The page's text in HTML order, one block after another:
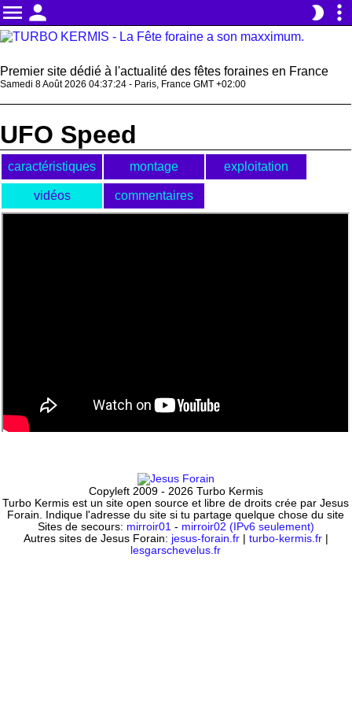
menu person brightness_2 more_vert
Premier site dédié à l'actualité des fêtes foraines en France
Samedi 8 Août 2026 04:37:25 - Paris, France GMT +02:00
UFO Speed
caractéristiques montage exploitation
vidéos commentaires
Copyleft 2009 - 2026 Turbo Kermis
Turbo Kermis est un site open source et libre de droits crée par Jesus
Forain. Indique l'adresse du site si tu partage quelque chose du site
Sites de secours: mirroir01 - mirroir02 (IPv6 seulement)
Autres sites de Jesus Forain: jesus-forain.fr| turbo-kermis.fr|
lesgarschevelus.fr